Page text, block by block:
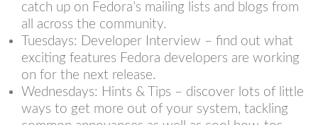
catch up on Fedora’s mailing lists and blogs from
all across the community.
Tuesdays: Developer Interview – find out what
exciting features Fedora developers are working
on for the next release.
Wednesdays: Hints & Tips – discover lots of little
ways to get more out of your system, tackling